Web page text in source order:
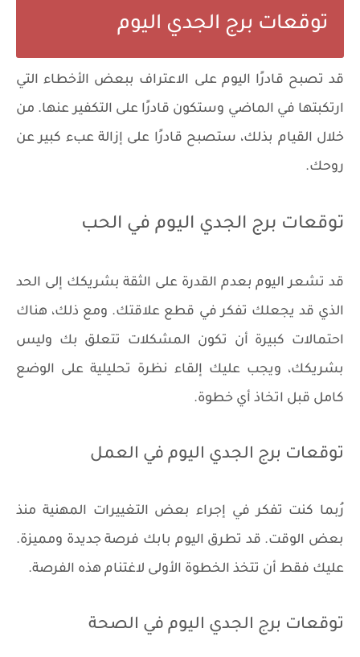
توقعات برج الجدي اليوم
قد تصبح قادرًا اليوم على الاعتراف ببعض الأخطاء التي
ارتكبتها في الماضي وستكون قادرًا على التكفير عنها. من
خلال القيام بذلك، ستصبح قادرًا على إزالة عبء كبير عن
روحك.
توقعات برج الجدي اليوم في الحب
قد تشعر اليوم بعدم القدرة على الثقة بشريكك إلى الحد
الذي قد يجعلك تفكر في قطع علاقتك. ومع ذلك، هناك
احتمالات كبيرة أن تكون المشكلات تتعلق بك وليس
بشريكك، ويجب عليك إلقاء نظرة تحليلية على الوضع
كامل قبل اتخاذ أي خطوة.
توقعات برج الجدي اليوم في العمل
رُبما كنت تفكر في إجراء بعض التغييرات المهنية منذ
بعض الوقت. قد تطرق اليوم بابك فرصة جديدة ومميزة.
عليك فقط أن تتخذ الخطوة الأولى لاغتنام هذه الفرصة.
توقعات برج الجدي اليوم في الصحة